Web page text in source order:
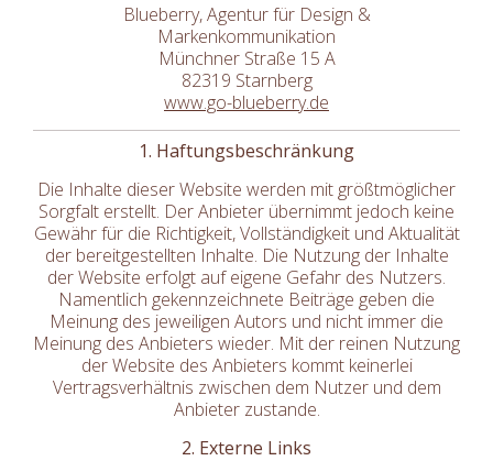
Blueberry, Agentur für Design &
Markenkommunikation
Münchner Straße 15 A
82319 Starnberg
www.go-blueberry.de
1. Haftungsbeschränkung
Die Inhalte dieser Website werden mit größtmöglicher
Sorgfalt erstellt. Der Anbieter übernimmt jedoch keine
Gewähr für die Richtigkeit, Vollständigkeit und Aktualität
der bereitgestellten Inhalte. Die Nutzung der Inhalte
der Website erfolgt auf eigene Gefahr des Nutzers.
Namentlich gekennzeichnete Beiträge geben die
Meinung des jeweiligen Autors und nicht immer die
Meinung des Anbieters wieder. Mit der reinen Nutzung
der Website des Anbieters kommt keinerlei
Vertragsverhältnis zwischen dem Nutzer und dem
Anbieter zustande.
2. Externe Links